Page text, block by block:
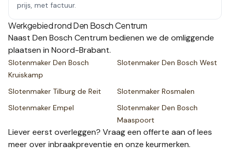
prijs, met factuur.
Werkgebied rondDen Bosch Centrum
Naast Den Bosch Centrum bedienen we de omliggende
plaatsen in Noord-Brabant.
Slotenmaker Den Bosch
Kruiskamp
Slotenmaker Den Bosch West
Slotenmaker Tilburg de Reit Slotenmaker Rosmalen
Slotenmaker Empel Slotenmaker Den Bosch
Maaspoort
Liever eerst overleggen? Vraag een offerte aan of lees
meer overinbraakpreventie en onze keurmerken.